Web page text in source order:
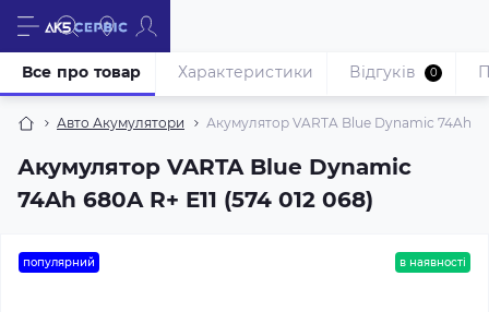
Авто Акумулятори Акумулятор VARTA Blue Dynamic 74Ah
Акумулятор VARTA Blue Dynamic
74Ah 680A R+ E11 (574 012 068)
Все про товар Характеристики Відгуків 0
популярний в наявності